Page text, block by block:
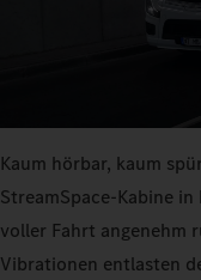
Kaum hörbar, kaum
StreamSpace-Kabine
voller Fahrt angenehm
Vibrationen entlasten